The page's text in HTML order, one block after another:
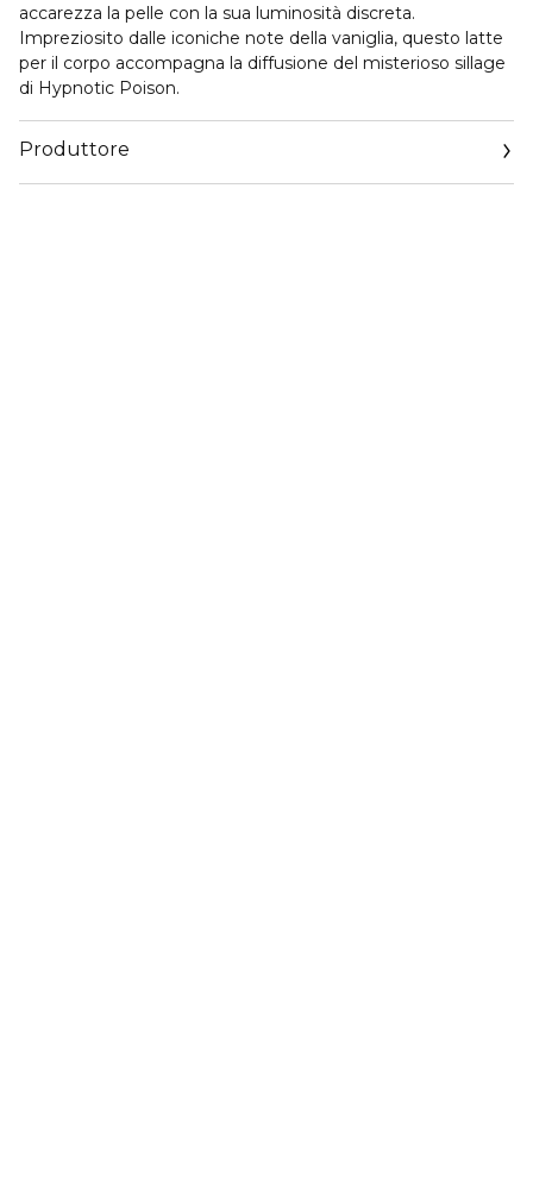
accarezza la pelle con la sua luminosità discreta.
Impreziosito dalle iconiche note della vaniglia, questo latte
per il corpo accompagna la diffusione del misterioso sillage
di Hypnotic Poison.
Produttore